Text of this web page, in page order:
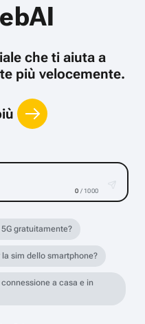
che ti aiuta a
più velocemente.
0 / 1000
gratuitamente?
sim dello smartphone?
a casa e in